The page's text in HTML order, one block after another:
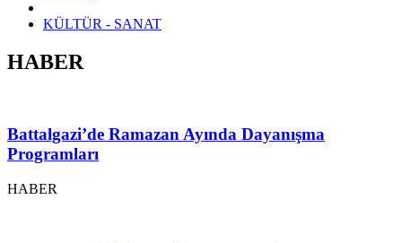
KÜLTÜR - SANAT
HABER
Battalgazi’de Ramazan Ayında Dayanışma
Programları
HABER